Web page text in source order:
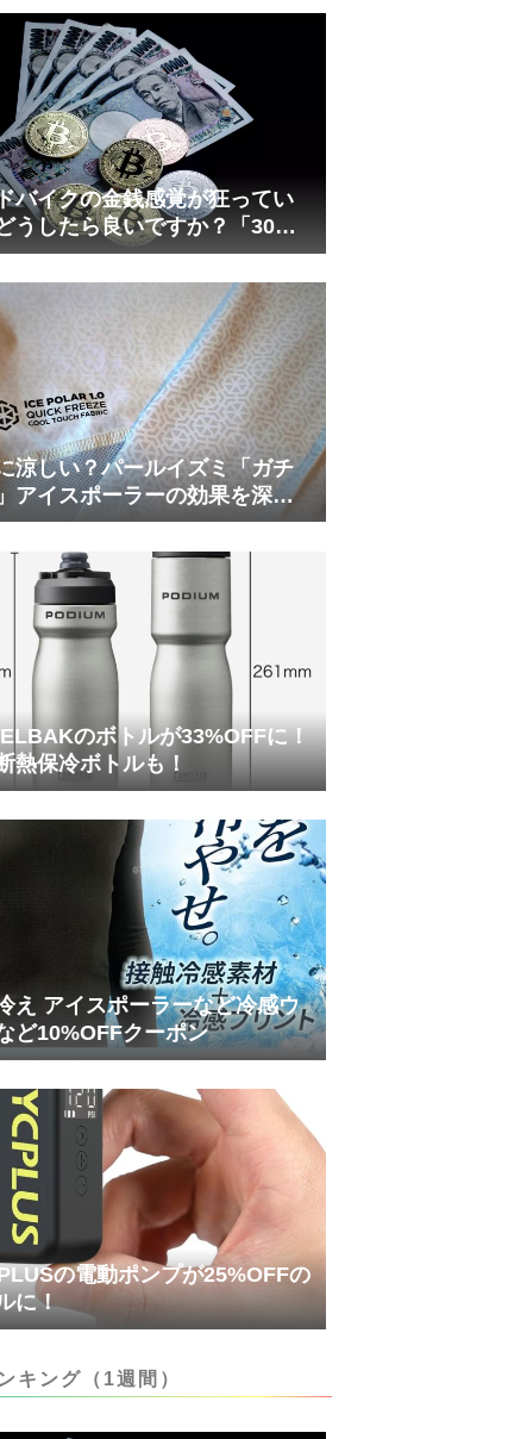
れしましたが、ギリギリまで攻め
てますのでピストン内部の汚れを
さらに掃除できると思います。前
作の...
バイクの金銭感覚が狂ってい
うしたら良いですか？「30万
い」の正体
涼しい？パールイズミ「ガチ
アイスポーラーの効果を深部
COREで測ってみた
のボトルが33%OFFに！
熱保冷ボトルも！
え アイスポーラーなど冷感ウ
ど10%OFFクーポン
の電動ポンプが25%OFFの
に！
キング（1週間）